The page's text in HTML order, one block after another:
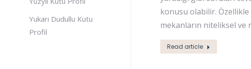
konusu olabilir.
mekanların niteliksel ve
Read article
Yukarı Dudullu Kutu
Profil